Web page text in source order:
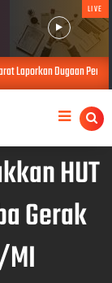
LIVE
Laporkan Dugaan
HUT
Gerak